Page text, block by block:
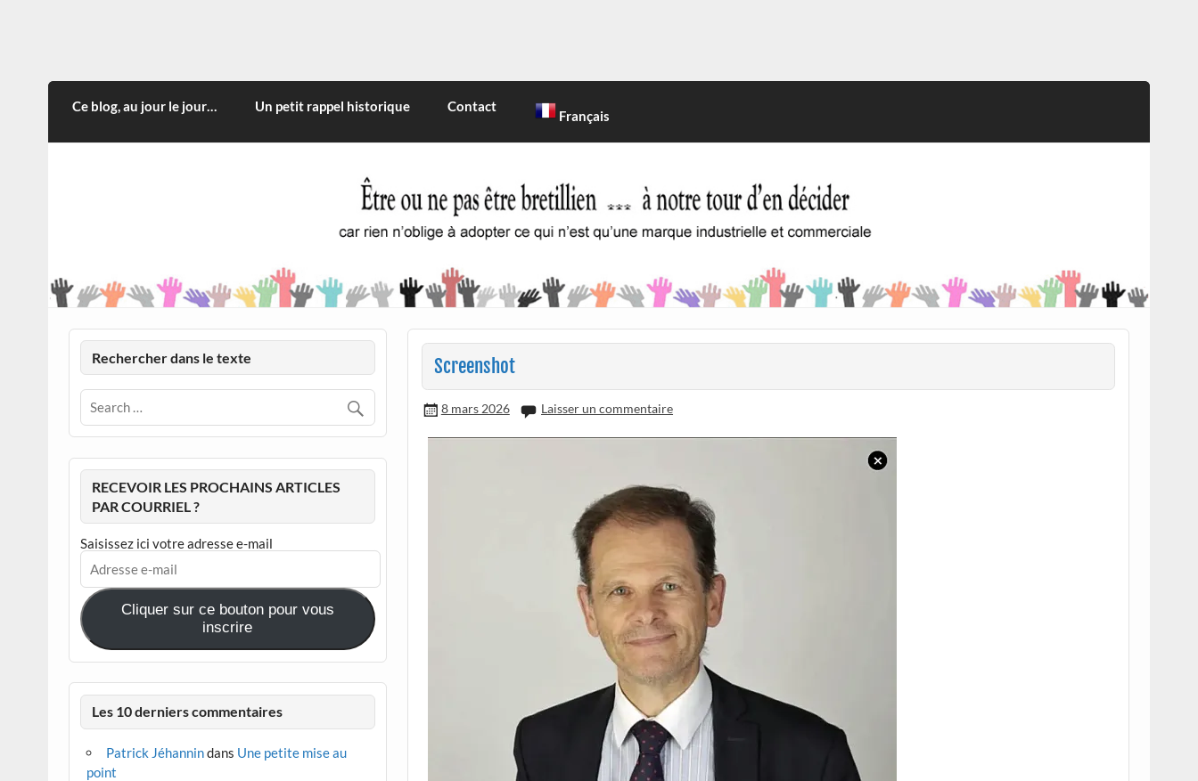
CITOYEN D'ILLE-ET-VILAINE
Ce blog, au jour le jour… Un petit rappel historique Contact
Français
Screenshot
8 mars 2026 Laisser un commentaire
Rechercher dans le texte
RECEVOIR LES PROCHAINS ARTICLES
PAR COURRIEL ?
Saisissez ici votre adresse e-mail
Adresse
e-
mail
Cliquer sur ce bouton pour vous
inscrire
Les 10 derniers commentaires
Patrick Jéhannindans Une petite mise au
point